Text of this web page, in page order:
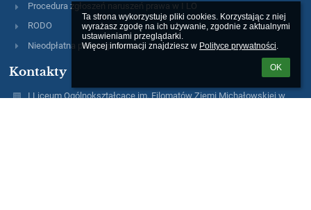
Ta strona wykorzystuje pliki cookies. Korzystając z niej
wyrażasz zgodę na ich używanie, zgodnie z aktualnymi
ustawieniami przeglądarki.
Więcej informacji znajdziesz w Polityce prywatności.
OK
Procedura zgłoszeń naruszeń prawa w I LO
RODO
Nieodpłatna pomoc prawna
Kontakty
I Liceum Ogólnokształcące im. Filomatów Ziemi Michałowskiej w